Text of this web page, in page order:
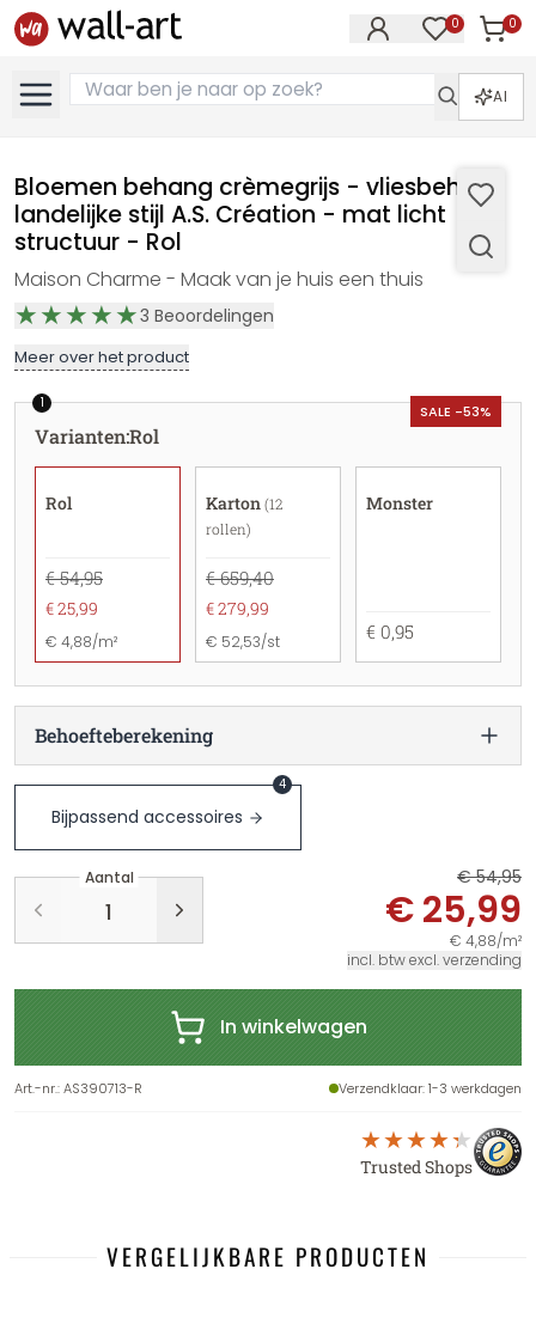
0 0
AI
Bloemen behang crèmegrijs - vliesbehang
landelijke stijl A.S. Création - mat licht
structuur - Rol
Maison Charme - Maak van je huis een thuis
3 Beoordelingen
Meer over het product
SALE -53%
1
Varianten:Rol
Rol
€ 54,95
€ 25,99
€ 4,88/m²
Karton (12
rollen)
€ 659,40
€ 279,99
€ 52,53/st
Monster
€ 0,95
Behoefteberekening
Bijpassend accessoires
4
Aantal € 54,95
€ 25,99
€ 4,88/m²
incl. btw excl. verzending
In winkelwagen
Art.-nr.:AS390713-R Verzendklaar: 1-3 werkdagen
Trusted Shops
VERGELIJKBARE PRODUCTEN